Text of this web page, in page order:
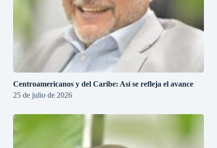
Centroamericanos y del Caribe: Así se refleja el avance
25 de julio de 2026